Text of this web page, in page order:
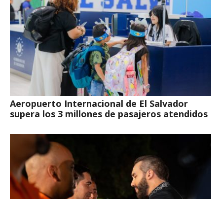
Aeropuerto Internacional de El Salvador
supera los 3 millones de pasajeros atendidos